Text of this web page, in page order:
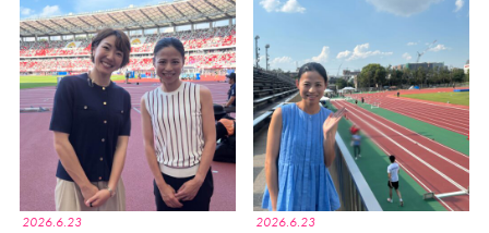
2026.6.23 2026.6.23